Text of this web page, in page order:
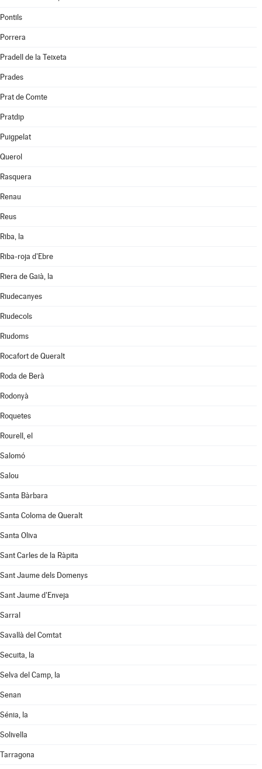
Pontils
Porrera
Pradell de la Teixeta
Prades
Prat de Comte
Pratdip
Puigpelat
Querol
Rasquera
Renau
Reus
Riba, la
Riba-roja d'Ebre
Riera de Gaià, la
Riudecanyes
Riudecols
Riudoms
Rocafort de Queralt
Roda de Berà
Rodonyà
Roquetes
Rourell, el
Salomó
Salou
Santa Bàrbara
Santa Coloma de Queralt
Santa Oliva
Sant Carles de la Ràpita
Sant Jaume dels Domenys
Sant Jaume d'Enveja
Sarral
Savallà del Comtat
Secuita, la
Selva del Camp, la
Senan
Sénia, la
Solivella
Tarragona